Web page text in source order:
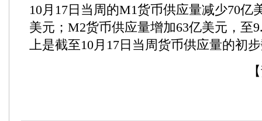
10月17日当周的M1货币供应量减少70亿
美元；M2货币供应量增加63亿美元，至
上是截至10月17日当周货币供应量的初